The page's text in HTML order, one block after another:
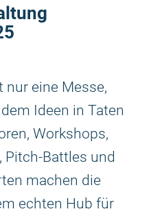
nur eine Messe,
Ideen in Taten
Workshops,
Pitch-Battles und
machen die
echten Hub für